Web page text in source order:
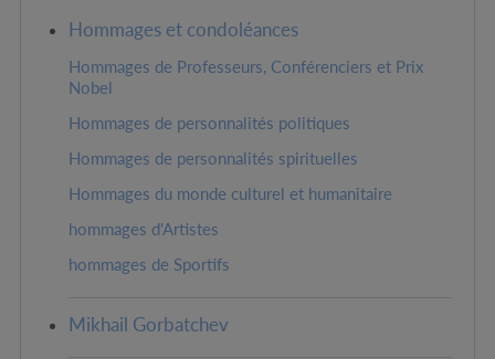
Hommages et condoléances
Hommages de Professeurs, Conférenciers et Prix
Nobel
Hommages de personnalités politiques
Hommages de personnalités spirituelles
Hommages du monde culturel et humanitaire
hommages d'Artistes
hommages de Sportifs
Mikhail Gorbatchev